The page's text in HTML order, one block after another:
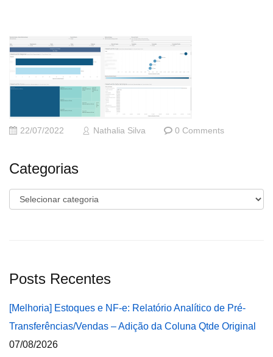
22/07/2022 Nathalia Silva 0 Comments
Categorias
Categorias
Posts Recentes
[Melhoria] Estoques e NF-e: Relatório Analítico de Pré-
Transferências/Vendas – Adição da Coluna Qtde Original
07/08/2026